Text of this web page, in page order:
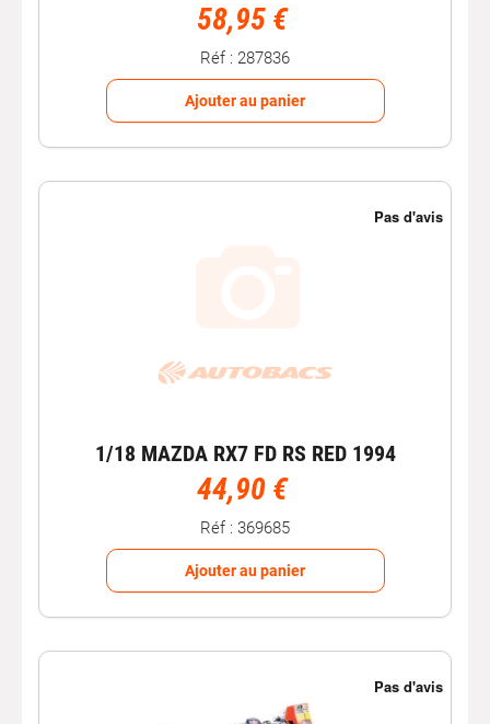
58,95 €
Réf : 287836
Ajouter au panier
1/18 MAZDA RX7 FD RS RED 1994
44,90 €
Réf : 369685
Ajouter au panier